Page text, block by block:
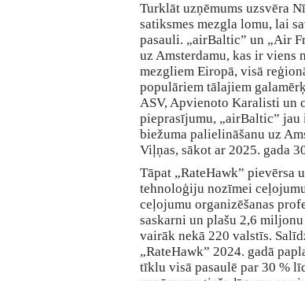
Turklāt uzņēmums uzsvēra
satiksmes mezgla lomu, lai
pasauli. „airBaltic” un „Air
uz Amsterdamu, kas ir viens
mezgliem Eiropā, visā
populāriem tālajiem
ASV, Apvienoto Karalisti un
pieprasījumu, „airBaltic”
biežuma palielināšanu uz
Viļņas, sākot ar 2025. gada
Tāpat „RateHawk” pievērsa
tehnoloģiju nozīmei
ceļojumu organizēšanas
saskarni un plašu 2,6
vairāk nekā 220 valstīs.
„RateHawk” 2024. gadā
tīklu visā pasaulē par 30 %